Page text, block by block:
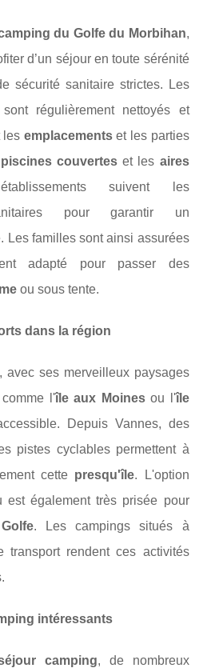
du Golfe du Morbihan,
d’un séjour en toute sérénité
sécurité sanitaire strictes. Les
sont régulièrement nettoyés et
les emplacementset les parties
piscines couverteset les aires
suivent les
pour garantir un
Les familles sont ainsi assurées
adapté pour passer des
ou sous tente.
dans la région
, avec ses merveilleux paysages
l'île aux Moinesou l'île
Depuis Vannes, des
pistes cyclables permettent à
cette presqu'île. L'option
est également très prisée pour
Golfe. Les campings situés à
transport rendent ces activités
intéressants
camping, de nombreux